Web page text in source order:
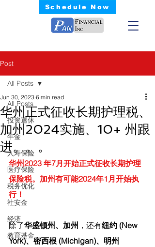
Schedule Now
Post
All Posts
投资退休
年金
人寿保险
医疗保险
税务优化
社安金
经济
教育基金
All Posts
华州正式征收长期护理税、
加州2024实施、10+ 州跟
进。。。
Jun 30, 2023 6 min read
华州2023 年7月开始正式征收长期护理
保险税。加州有可能2024年1月开始执
行！
除了华盛顿州、加州 ，还有纽约 (New
York)、密西根 (Michigan)、明州